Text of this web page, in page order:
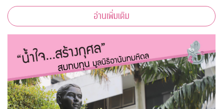
อ่านเพิ่มเติม